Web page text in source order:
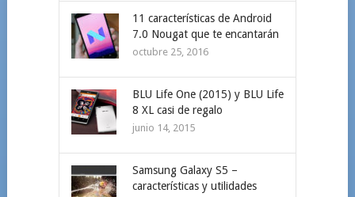
11 características de Android
7.0 Nougat que te encantarán
octubre 25, 2016
BLU Life One (2015) y BLU Life
8 XL casi de regalo
junio 14, 2015
Samsung Galaxy S5 –
características y utilidades